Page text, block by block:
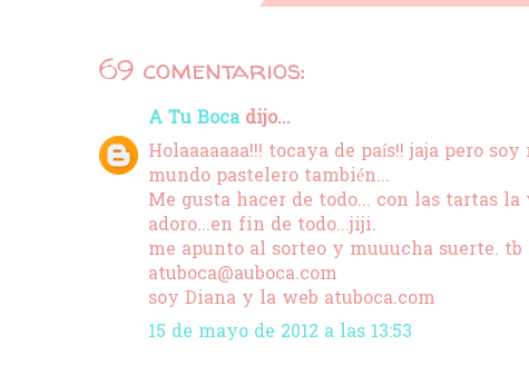
69 comentarios:
A Tu Bocadijo...
Holaaaaaaa!!! tocaya de país!! jaja pero
mundo pastelero también...
Me gusta hacer de todo... con las tartas
adoro...en fin de todo...jiji.
me apunto al sorteo y muuucha suerte. tb
atuboca@auboca.com
soy Diana y la web atuboca.com
15 de mayo de 2012 a las 13:53